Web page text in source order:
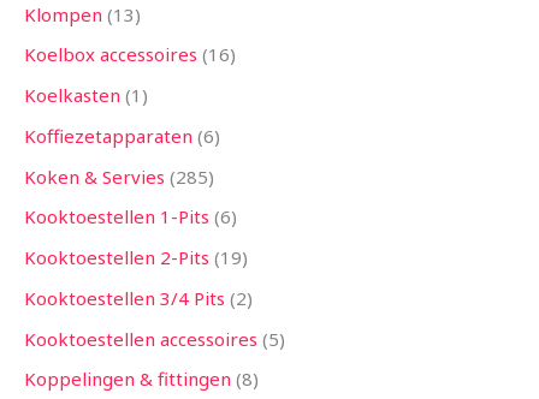
Klompen 13
Koelbox accessoires 16
Koelkasten 1
Koffiezetapparaten 6
Koken & Servies 285
Kooktoestellen 1-Pits 6
Kooktoestellen 2-Pits 19
Kooktoestellen 3/4 Pits 2
Kooktoestellen accessoires 5
Koppelingen & fittingen 8